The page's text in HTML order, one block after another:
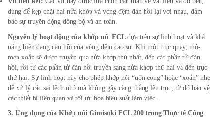
dùng để kẹp chặt hai nửa khớp và vòng đệm đàn hồi lại với nhau, đảm
bảo sự truyền động đồng bộ và an toàn.
Nguyên lý hoạt động của khớp nối FCL dựa trên sự linh hoạt và khả
năng biến dạng đàn hồi của vòng đệm cao su. Khi một trục quay, mô-
men xoắn sẽ được truyền qua nửa khớp thứ nhất, đến các phần tử đàn
hồi, rồi từ các phần tử đàn hồi truyền sang nửa khớp thứ hai và đến trục
thứ hai. Sự linh hoạt này cho phép khớp nối “uốn cong” hoặc “xoắn” nhẹ
để xử lý các sai lệch nhỏ mà không gây căng thẳng lên trục, từ đó bảo vệ
các thiết bị liên quan và tối ưu hóa hiệu suất làm việc.
3. Ứng dụng của Khớp nối Gimisuki FCL 200 trong Thực tế Công